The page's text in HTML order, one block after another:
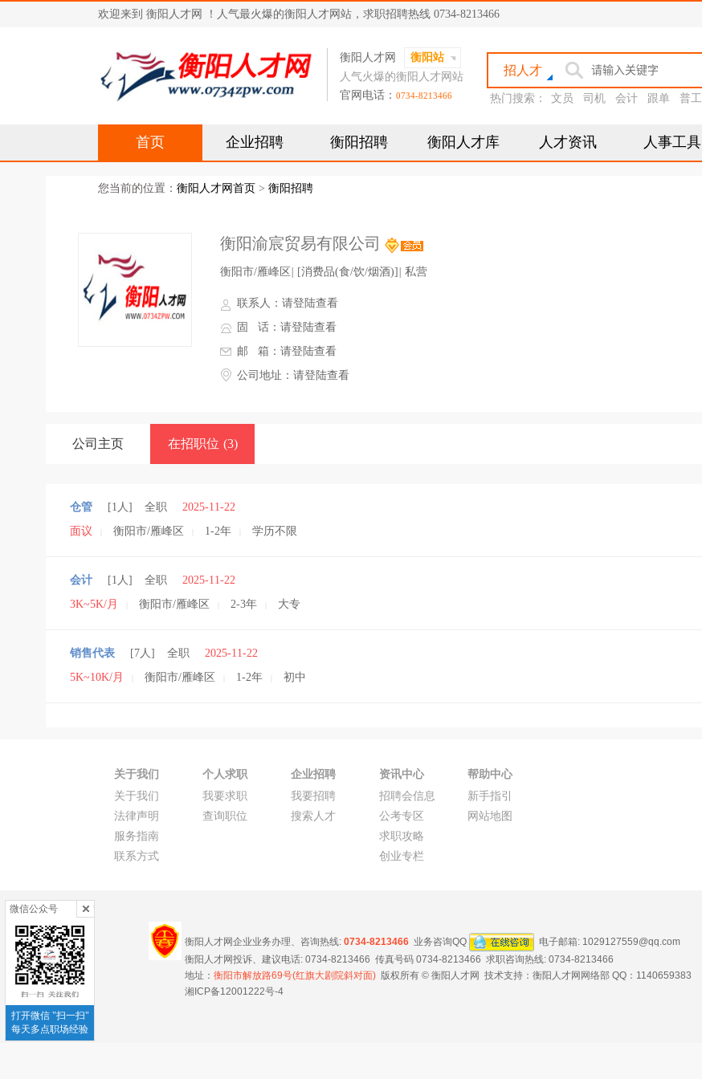
欢迎来到 衡阳人才网 ！人气最火爆的衡阳人才网站，求职招聘热线 0734-8213466
衡阳人才网
衡阳站
人气火爆的衡阳人才网站
官网电话： 0734-8213466
招人才
热门搜索： 文员 司机 会计 跟单 普工
首页 企业招聘 衡阳招聘 衡阳人才库 人才资讯 人事工具
您当前的位置： 衡阳人才网首页 > 衡阳招聘
衡阳渝宸贸易有限公司
衡阳市/雁峰区
[消费品(食/饮/烟酒)] 私营
联系人： 请登陆查看
固 话： 请登陆查看
邮 箱： 请登陆查看
公司地址： 请登陆查看
公司主页 在招职位 (3)
仓管 [1人] 全职
2025-11-22
面议
衡阳市/雁峰区 1-2年 学历不限
会计 [1人] 全职
2025-11-22
3K~5K/月
衡阳市/雁峰区 2-3年 大专
销售代表 [7人] 全职
2025-11-22
5K~10K/月
衡阳市/雁峰区 1-2年 初中
关于我们
关于我们
法律声明
服务指南
联系方式
个人求职
我要求职
查询职位
企业招聘
我要招聘
搜索人才
资讯中心
招聘会信息
公考专区
求职攻略
创业专栏
帮助中心
新手指引
网站地图
衡阳人才网企业业务办理、咨询热线: 0734-8213466 业务咨询QQ 电子邮箱: 1029127559@qq.com
衡阳人才网投诉、建议电话: 0734-8213466 传真号码 0734-8213466 求职咨询热线: 0734-8213466
地址： 衡阳市解放路69号(红旗大剧院斜对面) 版权所有 © 衡阳人才网 技术支持：衡阳人才网网络部 QQ：1140659383
湘ICP备12001222号-4
微信公众号
打开微信 "扫一扫"
每天多点职场经验